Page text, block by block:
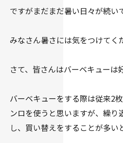
ですがまだまだ暑い日々が続い
みなさん暑さには気をつけてく
さて、皆さんはバーベキューは
バーベキューをする際は従来2
ンロを使うと思いますが、繰り
し、買い替えをすることが多い